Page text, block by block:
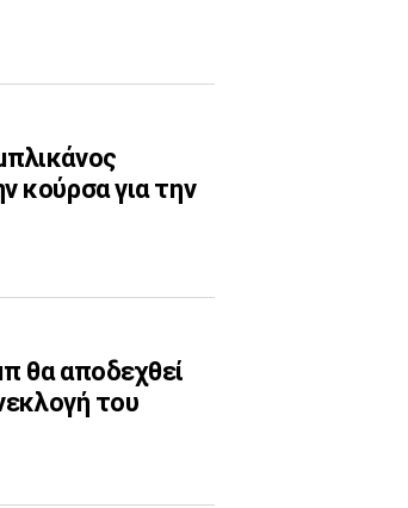
κούρσα για την
θα αποδεχθεί
του